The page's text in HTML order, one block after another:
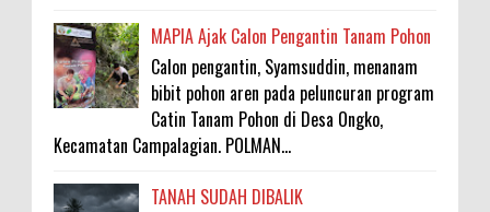
MAPIA Ajak Calon Pengantin Tanam Pohon
Calon pengantin, Syamsuddin, menanam
bibit pohon aren pada peluncuran program
Catin Tanam Pohon di Desa Ongko,
Kecamatan Campalagian. POLMAN...
TANAH SUDAH DIBALIK